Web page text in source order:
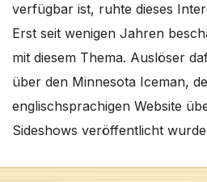
verfügbar ist, ruhte dieses
Erst seit wenigen Jahren
mit diesem Thema. Auslöser
über den Minnesota Iceman,
englischsprachigen Website
Sideshows veröffentlicht